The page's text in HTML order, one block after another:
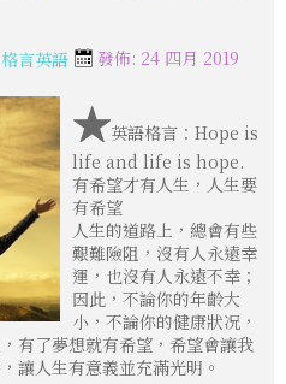
格言英語
發佈: 24 四月 2019
★英語格言：Hope is
life and life is hope.
有希望才有人生，人生要
有希望
人生的道路上，總會有些
艱難險阻，沒有人永遠幸
運，也沒有人永遠不幸；
因此，不論你的年齡大
小，不論你的健康狀况，
有了夢想就有希望，希望會讓我
讓人生有意義並充滿光明。